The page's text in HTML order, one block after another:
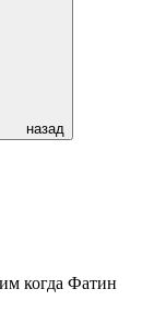
назад
когда Фатин